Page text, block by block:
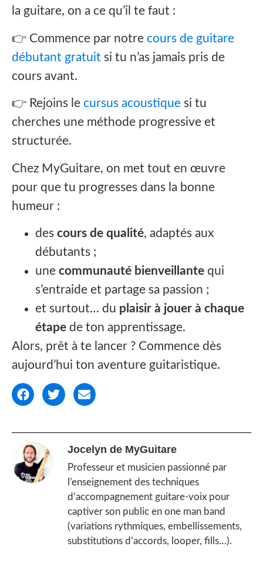
la guitare, on a ce qu’il te faut :
👉 Commence par notre cours de guitare
débutant gratuit si tu n’as jamais pris de
cours avant.
👉 Rejoins le cursus acoustique si tu
cherches une méthode progressive et
structurée.
Chez MyGuitare, on met tout en œuvre
pour que tu progresses dans la bonne
humeur :
des cours de qualité, adaptés aux
débutants ;
une communauté bienveillante qui
s’entraide et partage sa passion ;
et surtout… du plaisir à jouer à chaque
étape de ton apprentissage.
Alors, prêt à te lancer ? Commence dès
aujourd’hui ton aventure guitaristique.
Jocelyn de MyGuitare
Professeur et musicien passionné par
l’enseignement des techniques
d’accompagnement guitare-voix pour
captiver son public en one man band
(variations rythmiques, embellissements,
substitutions d’accords, looper, fills…).